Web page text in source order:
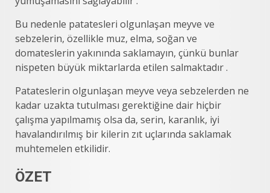
Bu nedenle patatesleri olgunlaşan meyve ve
sebzelerin, özellikle muz, elma, soğan ve
domateslerin yakınında saklamayın, çünkü bunlar
nispeten büyük miktarlarda etilen salmaktadır .
Patateslerin olgunlaşan meyve veya sebzelerden ne
kadar uzakta tutulması gerektiğine dair hiçbir
çalışma yapılmamış olsa da, serin, karanlık, iyi
havalandırılmış bir kilerin zıt uçlarında saklamak
muhtemelen etkilidir.
ÖZET